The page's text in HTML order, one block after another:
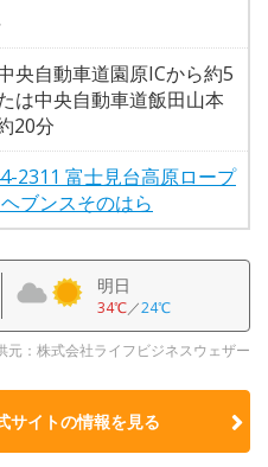
中央自動車道園原ICから約5
は中央自動車道飯田山本
20分
2311 富士見台高原ロープ
ブンスそのはら
明日
34℃／24℃
元：株式会社ライフビジネスウェザー
サイトの情報を見る